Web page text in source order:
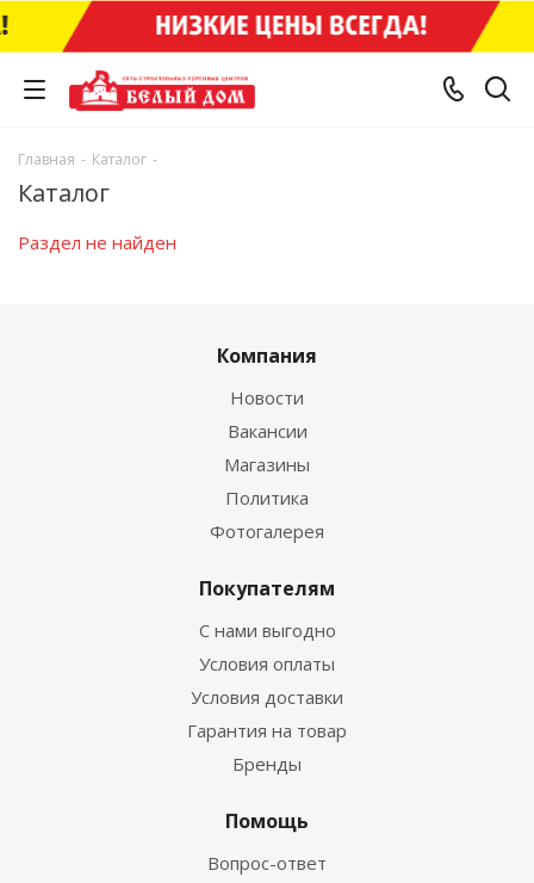
Главная - Каталог -
Каталог
Раздел не найден
Компания
Новости
Вакансии
Магазины
Политика
Фотогалерея
Покупателям
С нами выгодно
Условия оплаты
Условия доставки
Гарантия на товар
Бренды
Помощь
Вопрос-ответ